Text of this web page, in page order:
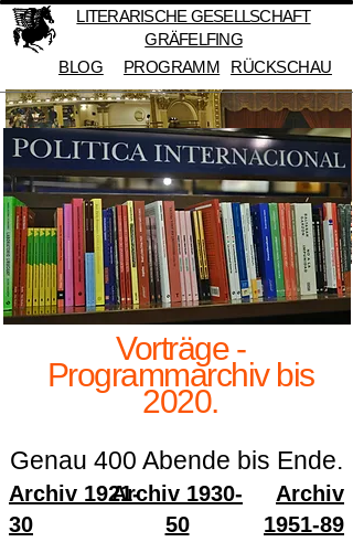
PROGRAMM
LITERARISCHE GESELLSCHAFT
GRÄFELFING
RÜCKSCHAU
BLOG
Vorträge -
Programmarchiv bis
2020.
Genau 400 Abende bis Ende.
Archiv
1951-89
Archiv 1930-
50
Archiv 1921-
30